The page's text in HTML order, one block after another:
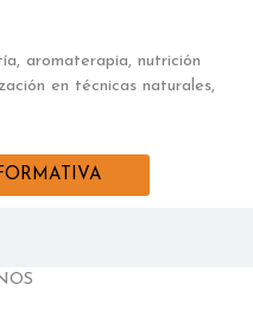
aromaterapia, nutrición
en técnicas naturales,